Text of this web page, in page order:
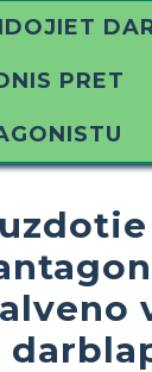
PRET